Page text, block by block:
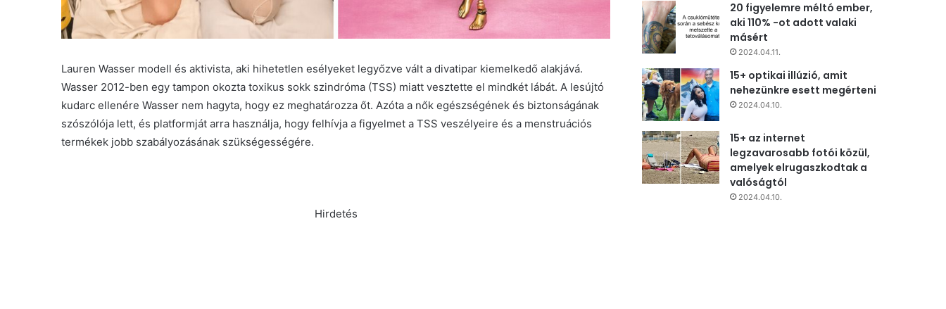
Lauren Wasser modell és aktivista, aki hihetetlen esélyeket legyőzve vált a divatipar kiemelkedő alakjává.
Wasser 2012-ben egy tampon okozta toxikus sokk szindróma (TSS) miatt vesztette el mindkét lábát. A lesújtó
kudarc ellenére Wasser nem hagyta, hogy ez meghatározza őt. Azóta a nők egészségének és biztonságának
szószólója lett, és platformját arra használja, hogy felhívja a figyelmet a TSS veszélyeire és a menstruációs
termékek jobb szabályozásának szükségességére.
Hirdetés
20 figyelemre méltó ember,
aki 110% -ot adott valaki
másért
2024.04.11.
15+ optikai illúzió, amit
nehezünkre esett megérteni
2024.04.10.
15+ az internet
legzavarosabb fotói közül,
amelyek elrugaszkodtak a
valóságtól
2024.04.10.